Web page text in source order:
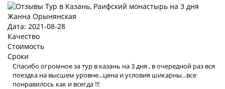
Жанна Орынянская
Дата: 2021-08-28
Качество
Стоимость
Сроки
Спасибо огромное за тур в казань на 3 дня , в очередной раз вся
поездка на высшем уровне...цена и условия шикарны...все
понравилось как и всегда !!!